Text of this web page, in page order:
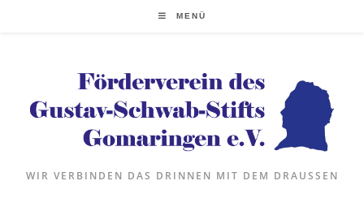
MENÜ
WIR VERBINDEN DAS DRINNEN MIT DEM DRAUSSEN